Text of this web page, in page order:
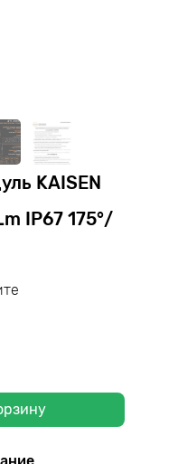
KAISEN
IP67 175°/